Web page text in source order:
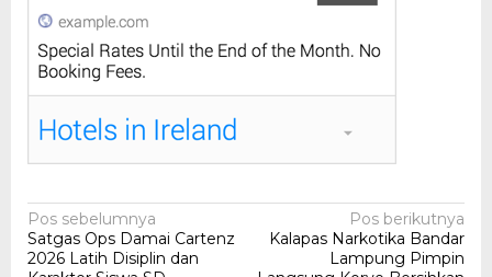
Navigasi
pos
Pos sebelumnya
Satgas Ops Damai Cartenz
2026 Latih Disiplin dan
Pos berikutnya
Kalapas Narkotika Bandar
Lampung Pimpin